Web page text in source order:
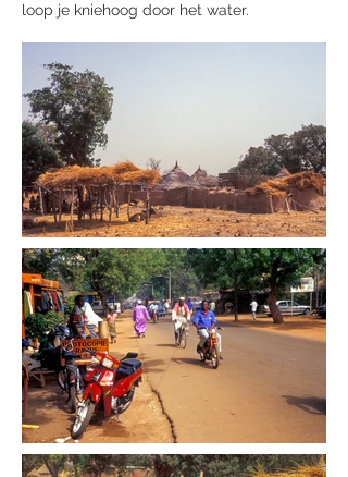
loop je kniehoog door het water.